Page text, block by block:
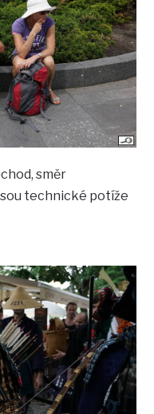
směr
technické potíže